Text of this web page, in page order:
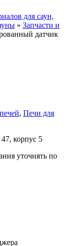
для саун,
» Запчасти и
датчик
, Печи для
корпус 5
уточнять по